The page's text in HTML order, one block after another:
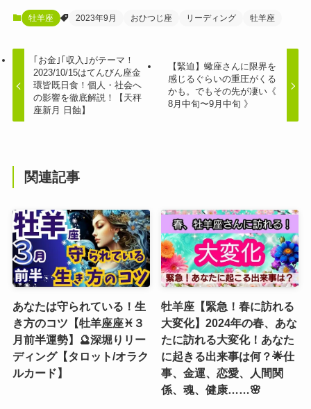
牡羊座 2023年9月 おひつじ座 リーディング 牡羊座
｢お金｣｢収入｣がテーマ！
2023/10/15はてんびん座金
環皆既日食！個人・社会へ
の影響を徹底解説！【天秤
座新月 日蝕】
【緊迫】蠍座さんに限界を
感じるぐらいの重圧がくる
かも。でもその先が凄い《
8月中旬〜9月中旬 》
関連記事
あなたは守られている！生
き方のコツ【牡羊座座♓３
月前半運勢】🔮深堀りリー
ディング【タロット/オラク
ルカード】
牡羊座【緊急！春に訪れる
大変化】2024年の春、あな
たに訪れる大変化！あなた
に起きる出来事は何？🌟仕
事、金運、恋愛、人間関
係、魂、健康……🌸